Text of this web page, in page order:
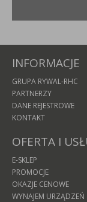
INFORMACJE
GRUPA RYWAL-RHC
PARTNERZY
DANE REJESTROWE
KONTAKT
OFERTA I
E-SKLEP
PROMOCJE
OKAZJE CENOWE
WYNAJEM URZĄDZEŃ